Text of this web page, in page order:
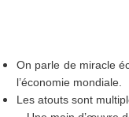
On parle de miracle
l’économie mondiale.
Les atouts sont